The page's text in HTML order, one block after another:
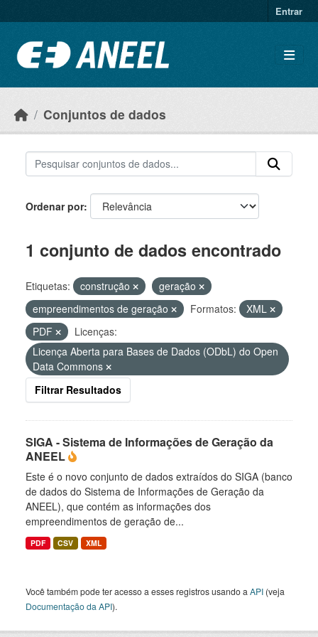
Entrar
Conjuntos de dados
Ordenar por
1 conjunto de dados encontrado
Etiquetas: construção
geração
empreendimentos de geração
Formatos:
XML
PDF
Licenças:
Licença Aberta para Bases de Dados (ODbL) do Open
Data Commons
Filtrar Resultados
SIGA - Sistema de Informações de Geração da
ANEEL
Este é o novo conjunto de dados extraídos do SIGA (banco
de dados do Sistema de Informações de Geração da
ANEEL), que contém as informações dos
empreendimentos de geração de...
PDF CSV XML
Você também pode ter acesso a esses registros usando a API (veja
Documentação da API).